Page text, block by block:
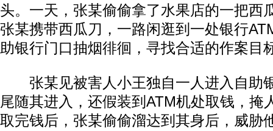
头。一天，张某偷偷拿了水果店的一把西
张某携带西瓜刀，一路闲逛到一处银行
助银行门口抽烟徘徊，寻找合适的作案目
张某见被害人小王独自一人进入自助
尾随其进入，还假装到ATM机处取钱，掩
取完钱后，张某偷偷溜达到其身后，威胁